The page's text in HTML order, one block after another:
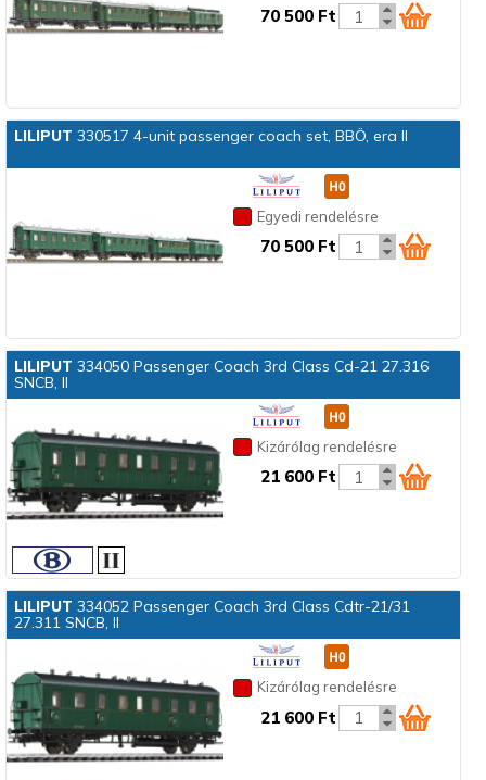
70 500 Ft
LILIPUT 330517 4-unit passenger coach set, BBÖ, era II
Egyedi rendelésre
70 500 Ft
LILIPUT 334050 Passenger Coach 3rd Class Cd-21 27.316
SNCB, II
Kizárólag rendelésre
21 600 Ft
LILIPUT 334052 Passenger Coach 3rd Class Cdtr-21/31
27.311 SNCB, II
Kizárólag rendelésre
21 600 Ft